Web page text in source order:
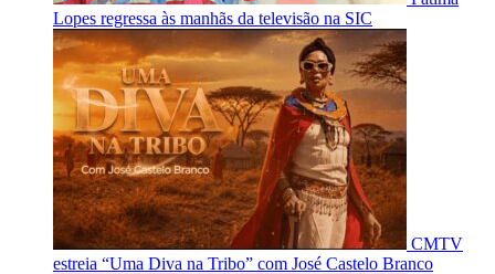
Lopes regressa às manhãs da televisão na SIC
CMTV
estreia “Uma Diva na Tribo” com José Castelo Branco